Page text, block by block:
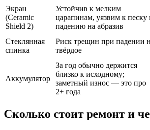
Экран
(Ceramic
Shield 2)
Устойчив к мелким
царапинам, уязвим к песку
падению на абразив
Стеклянная
спинка
Риск трещин при падении
твёрдое
Аккумулятор
За год обычно держится
близко к исходному;
заметный износ — это про
2+ года
Сколько стоит ремонт и